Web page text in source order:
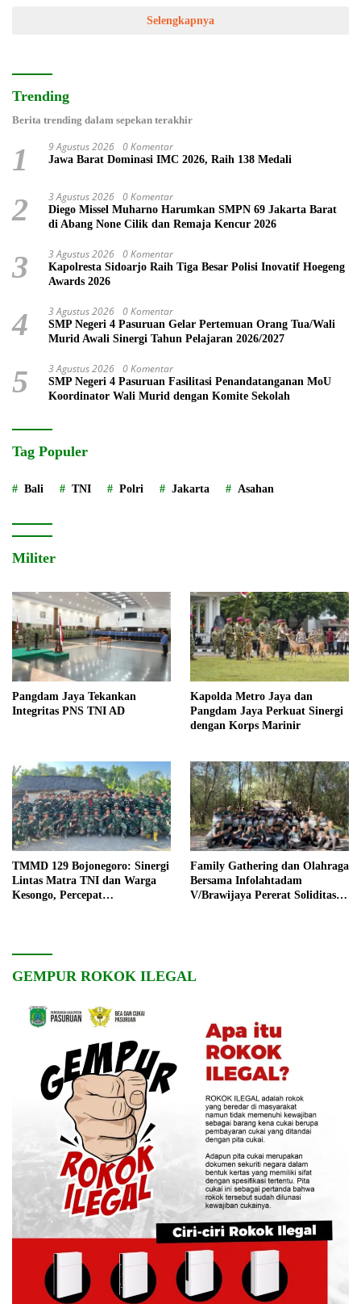
Selengkapnya
Trending
Berita trending dalam sepekan terakhir
1 9 Agustus 2026 0 Komentar
Jawa Barat Dominasi IMC 2026, Raih 138 Medali
2 3 Agustus 2026 0 Komentar
Diego Missel Muharno Harumkan SMPN 69 Jakarta Barat
di Abang None Cilik dan Remaja Kencur 2026
3 3 Agustus 2026 0 Komentar
Kapolresta Sidoarjo Raih Tiga Besar Polisi Inovatif Hoegeng
Awards 2026
4 3 Agustus 2026 0 Komentar
SMP Negeri 4 Pasuruan Gelar Pertemuan Orang Tua/Wali
Murid Awali Sinergi Tahun Pelajaran 2026/2027
5 3 Agustus 2026 0 Komentar
SMP Negeri 4 Pasuruan Fasilitasi Penandatanganan MoU
Koordinator Wali Murid dengan Komite Sekolah
Tag Populer
Bali TNI Polri Jakarta Asahan
Militer
Pangdam Jaya Tekankan
Integritas PNS TNI AD
Kapolda Metro Jaya dan
Pangdam Jaya Perkuat Sinergi
dengan Korps Marinir
TMMD 129 Bojonegoro: Sinergi
Lintas Matra TNI dan Warga
Kesongo, Percepat
Family Gathering dan Olahraga
Bersama Infolahtadam
V/Brawijaya Pererat Soliditas
GEMPUR ROKOK ILEGAL